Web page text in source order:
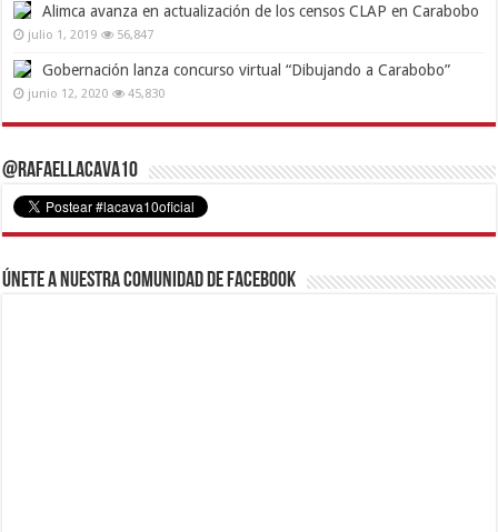
Alimca avanza en actualización de los censos CLAP en Carabobo
julio 1, 2019 56,847
Gobernación lanza concurso virtual “Dibujando a Carabobo”
junio 12, 2020 45,830
@RafaelLacava10
Únete a nuestra comunidad de Facebook